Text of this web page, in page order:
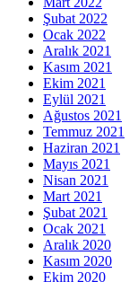
Şubat 2022
Ocak 2022
Aralık 2021
Kasım 2021
Ekim 2021
Eylül 2021
Ağustos 2021
Temmuz 2021
Haziran 2021
Mayıs 2021
Nisan 2021
Mart 2021
Şubat 2021
Ocak 2021
Aralık 2020
Kasım 2020
Ekim 2020